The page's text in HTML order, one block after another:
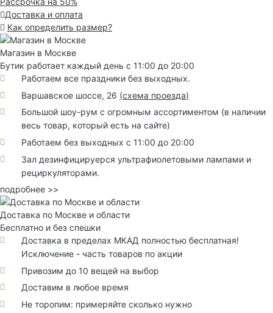
Доставка и оплата
Как определить размер?
Магазин в Москве
Бутик работает каждый день с 11:00 до 20:00
Работаем все праздники без выходных.
Варшавское шоссе, 26 (схема проезда)
Большой шоу-рум с огромным ассортиментом (в наличии
весь товар, который есть на сайте)
Работаем без выходных с 11:00 до 20:00
Зал дезинфицируерся ультрафиолетовыми лампами и
рециркуляторами.
подробнее >>
Доставка по Москве и области
Бесплатно и без спешки
Доставка в пределах МКАД полностью бесплатная!
Исключение - часть товаров по акции
Привозим до 10 вещей на выбор
Доставим в любое время
Не торопим: примеряйте сколько нужно